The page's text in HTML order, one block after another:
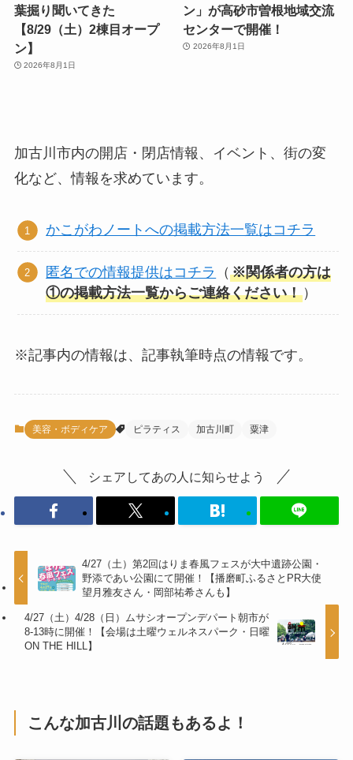
葉掘り聞いてきた
【8/29（土）2棟目オープ
ン】
2026年8月1日
ン」が高砂市曽根地域交流
センターで開催！
2026年8月1日
加古川市内の開店・閉店情報、イベント、街の変
化など、情報を求めています。
かこがわノートへの掲載方法一覧はコチラ
匿名での情報提供はコチラ （※関係者の方は
①の掲載方法一覧からご連絡ください！ ）
※記事内の情報は、記事執筆時点の情報です。
美容・ボディケア ピラティス 加古川町 粟津
シェアしてあの人に知らせよう
4/27（土）第2回はりま春風フェスが大中遺跡公園・
野添であい公園にて開催！【播磨町ふるさとPR大使
望月雅友さん・岡部祐希さんも】
4/27（土）4/28（日）ムサシオープンデパート朝市が
8-13時に開催！【会場は土曜ウェルネスパーク・日曜
ON THE HILL】
こんな加古川の話題もあるよ！